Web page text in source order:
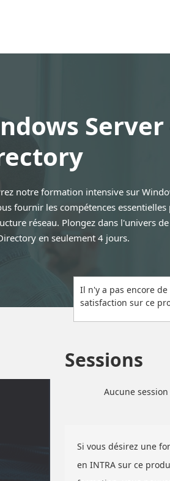
notre formation intensive sur
fournir les compétences
réseau. Plongez dans l'univers
en seulement 4 jours.
Il n'y a pas encore
satisfaction sur ce
Sessions
Aucune session
Si vous désirez une
en INTRA sur ce